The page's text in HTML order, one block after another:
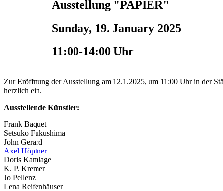
Ausstellung "PAPIER"
Sunday, 19. January 2025
11:00-14:00 Uhr
Zur Eröffnung der Ausstellung am 12.1.2025, um 11:00 Uhr in der
herzlich ein.
Ausstellende Künstler:
Frank Baquet
Setsuko Fukushima
John Gerard
Axel Höptner
Doris Kamlage
K. P. Kremer
Jo Pellenz
Lena Reifenhäuser